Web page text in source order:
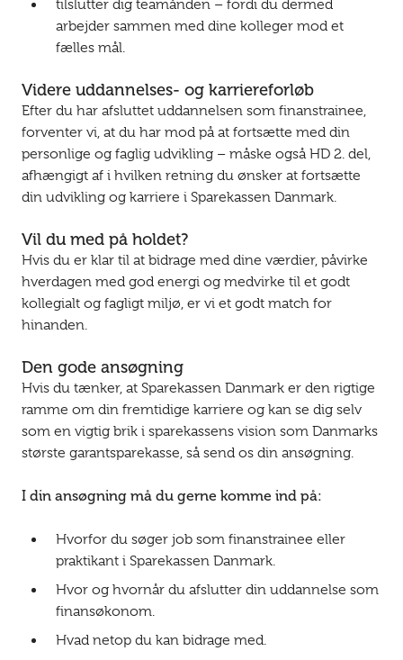
tilslutter dig teamånden – fordi du dermed
arbejder sammen med dine kolleger mod et
fælles mål.
Videre uddannelses- og karriereforløb
Efter du har afsluttet uddannelsen som finanstrainee,
forventer vi, at du har mod på at fortsætte med din
personlige og faglig udvikling – måske også HD 2. del,
afhængigt af i hvilken retning du ønsker at fortsætte
din udvikling og karriere i Sparekassen Danmark.
Vil du med på holdet?
Hvis du er klar til at bidrage med dine værdier, påvirke
hverdagen med god energi og medvirke til et godt
kollegialt og fagligt miljø, er vi et godt match for
hinanden.
Den gode ansøgning
Hvis du tænker, at Sparekassen Danmark er den rigtige
ramme om din fremtidige karriere og kan se dig selv
som en vigtig brik i sparekassens vision som Danmarks
største garantsparekasse, så send os din ansøgning.
I din ansøgning må du gerne komme ind på:
Hvorfor du søger job som finanstrainee eller
praktikant i Sparekassen Danmark.
Hvor og hvornår du afslutter din uddannelse som
finansøkonom.
Hvad netop du kan bidrage med.